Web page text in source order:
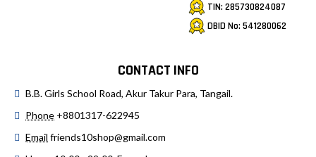
TIN: 285730824087
DBID No: 541280062
CONTACT INFO
B.B. Girls School Road, Akur Takur Para, Tangail.
Phone +8801317-622945
Email friends10shop@gmail.com